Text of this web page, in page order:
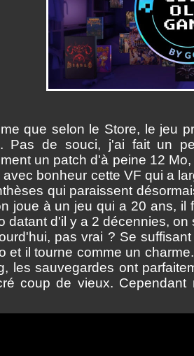
que selon le Store, le jeu
Pas de souci, j'ai fait un
un patch d'à peine 12
bonheur cette VF qui a
qui paraissent
joue à un jeu qui a 20 ans,
datant d'il y a 2 décennies,
pas vrai ? Se
et il tourne comme un
les sauvegardes ont
coup de vieux.